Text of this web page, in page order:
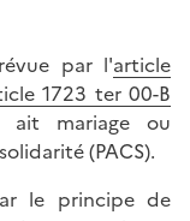
par l'article
1723 ter 00-B
ait mariage ou
(PACS).
le principe de